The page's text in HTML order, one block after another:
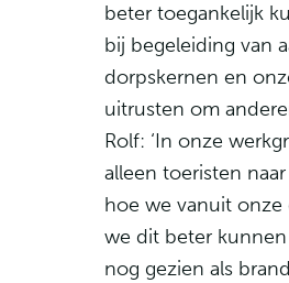
beter toegankelijk
bij begeleiding van
dorpskernen en
uitrusten om
Rolf: ‘In onze
alleen toeristen
hoe we vanuit
we dit beter
nog gezien als